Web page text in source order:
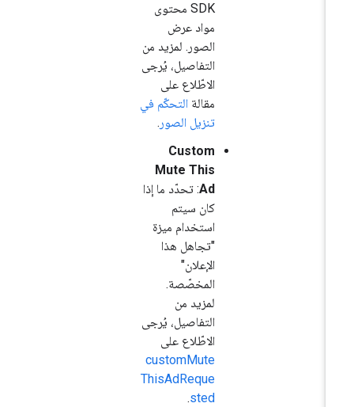
SDKمحتوى
مواد عرض
الصور. لمزيد من
التفاصيل، يُرجى
الاطّلاع على
مقالةالتحكّم في
تنزيل الصور.
Custom
Mute This
: تحدّد ما إذا
كان سيتم
استخدام ميزة
"تجاهل هذا
الإعلان"
المخصّصة.
لمزيد من
التفاصيل، يُرجى
الاطّلاع على
customMute
ThisAdReque
sted
.